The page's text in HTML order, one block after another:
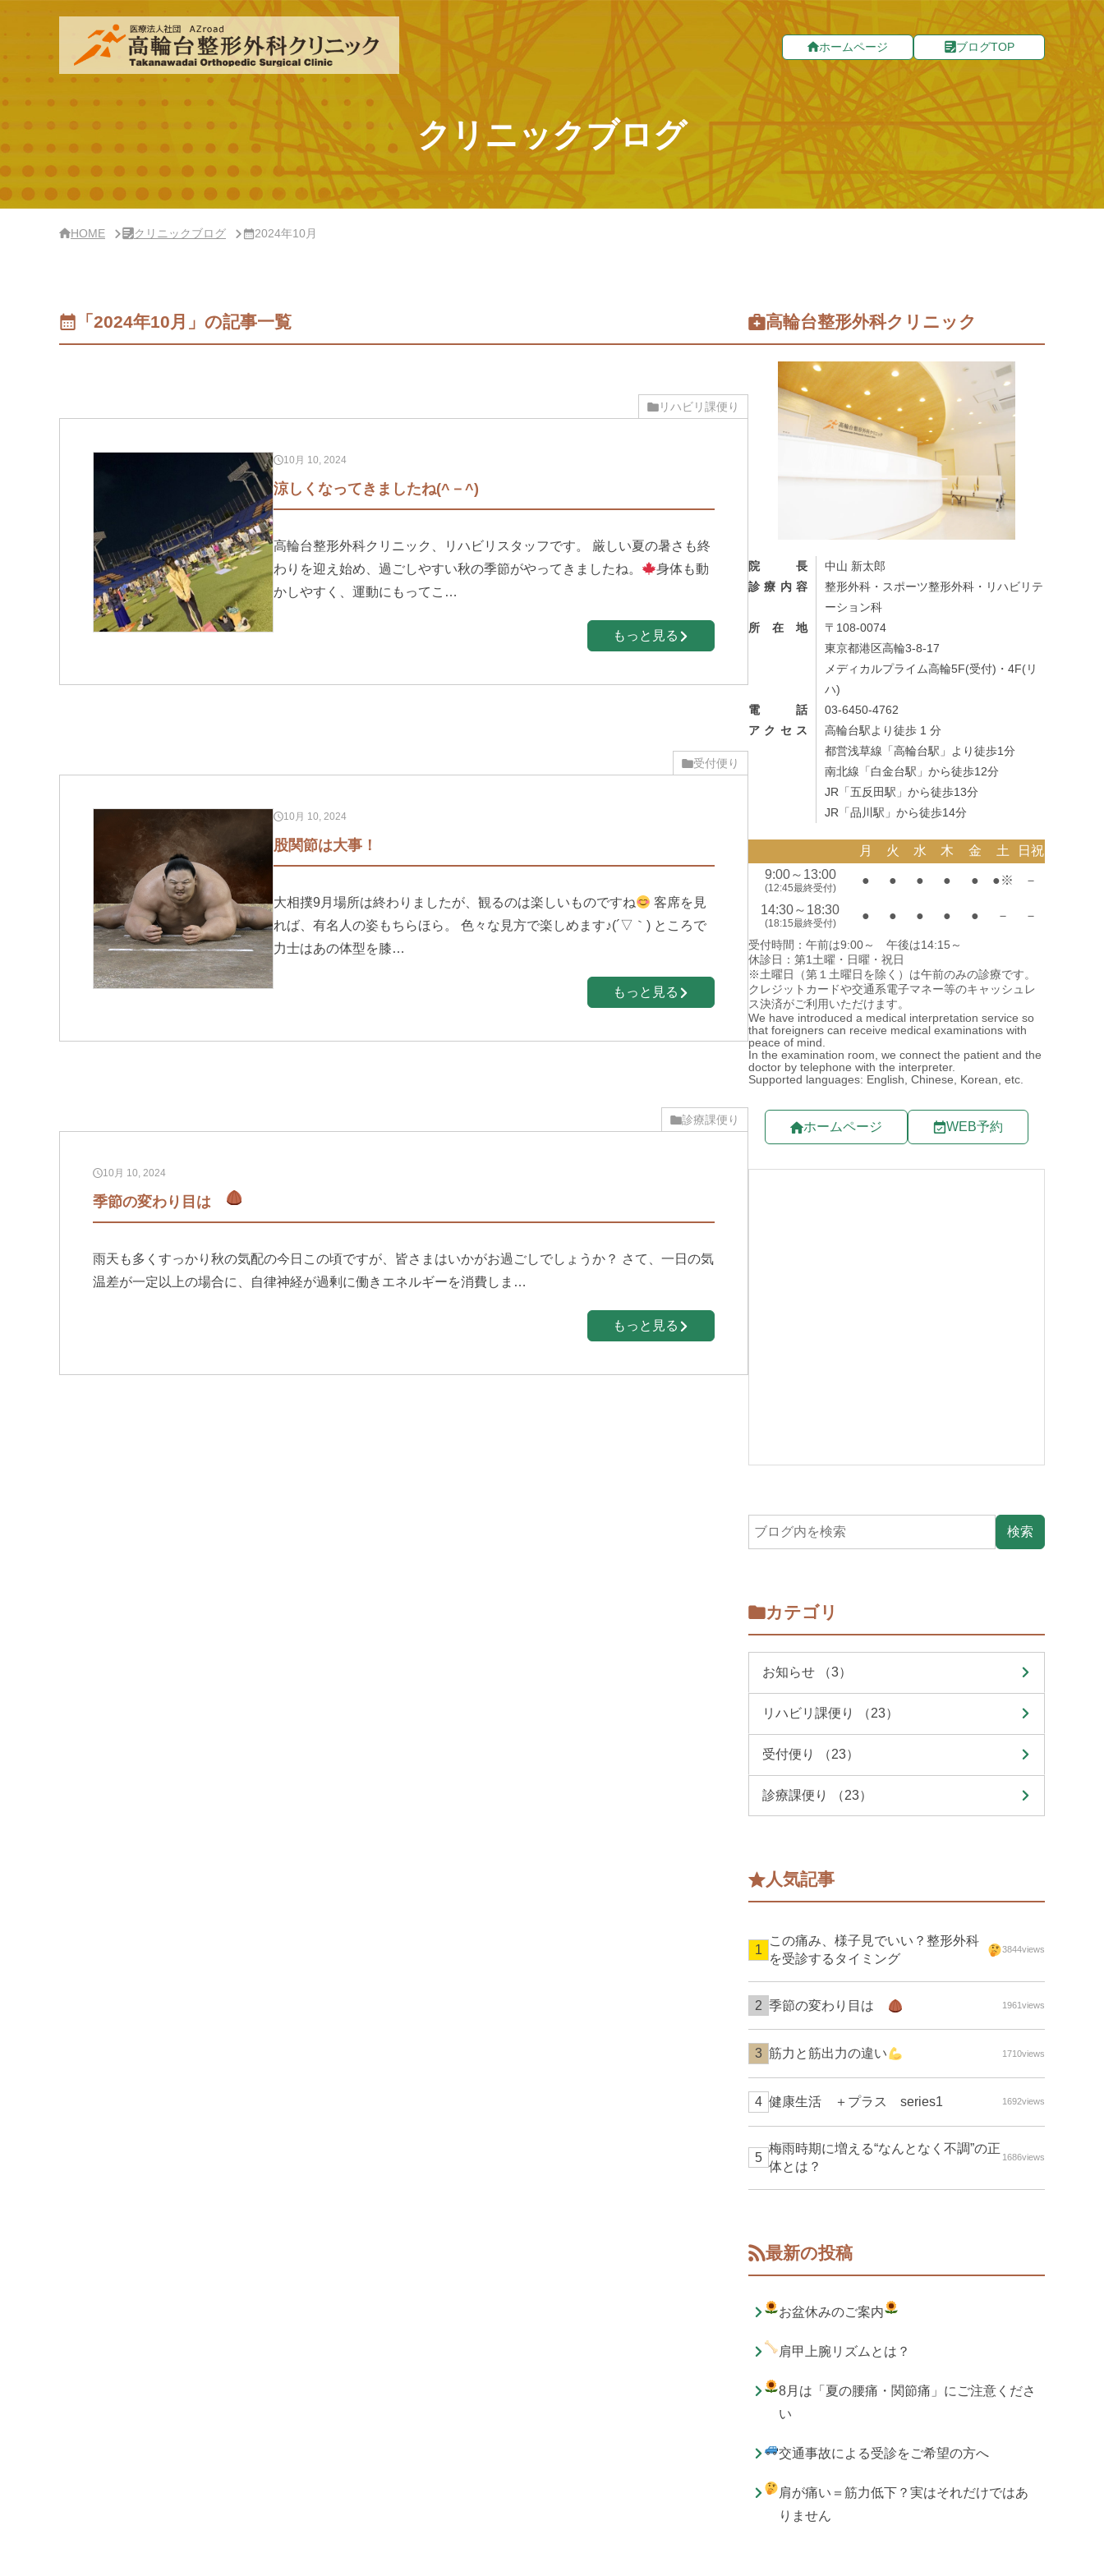
ー・
リ
概
ホームページ ブログTOP
クリニックブログ
HOME クリニックブログ 2024年10月
「2024年10月」の記事一覧
リハビリ課便り
10月 10, 2024
涼しくなってきましたね(^－^)
高輪台整形外科クリニック、リハビリスタッフです。 厳しい夏の暑さも終
わりを迎え始め、過ごしやすい秋の季節がやってきましたね。
身体も動
かしやすく、運動にもってこ…
もっと見る
受付便り
10月 10, 2024
股関節は大事！
大相撲9月場所は終わりましたが、観るのは楽しいものですね
客席を見
れば、有名人の姿もちらほら。 色々な見方で楽しめます♪(´▽｀) ところで
力士はあの体型を膝…
もっと見る
診療課便り
10月 10, 2024
季節の変わり目は
雨天も多くすっかり秋の気配の今日この頃ですが、皆さまはいかがお過ごしでしょうか？ さて、一日の気
温差が一定以上の場合に、自律神経が過剰に働きエネルギーを消費しま…
もっと見る
高輪台整形外科クリニック
院長
中山 新太郎
診療内容
整形外科・スポーツ整形外科・リハビリテ
ーション科
所在地
〒108-0074
東京都港区高輪3-8-17
メディカルプライム高輪5F(受付)・4F(リ
ハ)
電話
03-6450-4762
アクセス
高輪台駅より徒歩 1 分
都営浅草線「高輪台駅」より徒歩1分
南北線「白金台駅」から徒歩12分
JR「五反田駅」から徒歩13分
JR「品川駅」から徒歩14分
ホームページ WEB予約
カテゴリ
お知らせ （3）
リハビリ課便り （23）
受付便り （23）
診療課便り （23）
人気記事
この痛み、様子見でいい？整形外科
を受診するタイミング
3844views
季節の変わり目は 1961views
筋力と筋出力の違い 1710views
健康生活 ＋プラス series1 1692views
梅雨時期に増える“なんとなく不調”の正
体とは？
1686views
最新の投稿
お盆休みのご案内
肩甲上腕リズムとは？
8月は「夏の腰痛・関節痛」にご注意くださ
い
交通事故による受診をご希望の方へ
肩が痛い＝筋力低下？実はそれだけではあ
りません